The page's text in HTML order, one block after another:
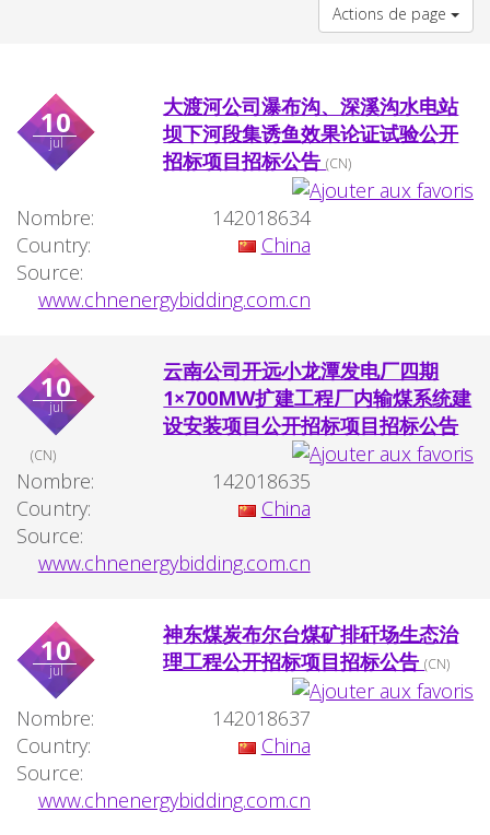
Actions de page
10
jul
大渡河公司瀑布沟、深溪沟水电站
坝下河段集诱鱼效果论证试验公开
招标项目招标公告(CN)
Nombre:
142018634
Country:
China
Source:
www.chnenergybidding.com.cn
10
jul
云南公司开远小龙潭发电厂四期
1×700MW扩建工程厂内输煤系统建
设安装项目公开招标项目招标公告
(CN)
Nombre:
142018635
Country:
China
Source:
www.chnenergybidding.com.cn
10
jul
神东煤炭布尔台煤矿排矸场生态治
理工程公开招标项目招标公告(CN)
Nombre:
142018637
Country:
China
Source:
www.chnenergybidding.com.cn